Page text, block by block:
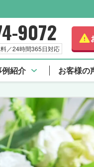
9072
／24時間365日対応
紹介 お客様の